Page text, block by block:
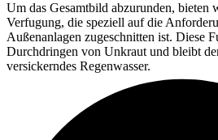
Um das Gesamtbild abzurunden, bieten
Verfugung, die speziell auf die
Außenanlagen zugeschnitten ist. Diese
Durchdringen von Unkraut und bleibt
versickerndes Regenwasser.